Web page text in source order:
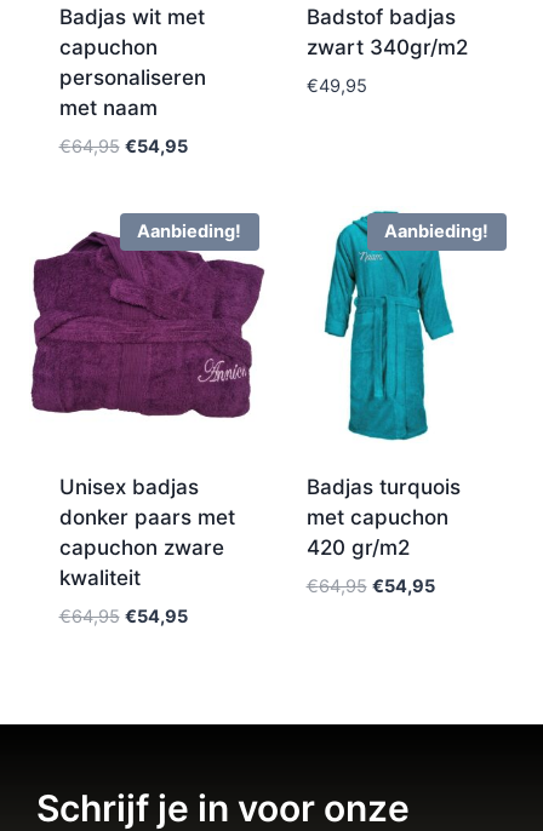
Badjas wit met
capuchon
personaliseren
met naam
€64,95 €54,95
Badstof badjas
zwart 340gr/m2
€49,95
Aanbieding!
Unisex badjas
donker paars met
capuchon zware
kwaliteit
€64,95 €54,95
Aanbieding!
Badjas turquois
met capuchon
420 gr/m2
€64,95 €54,95
Schrijf je in voor onze